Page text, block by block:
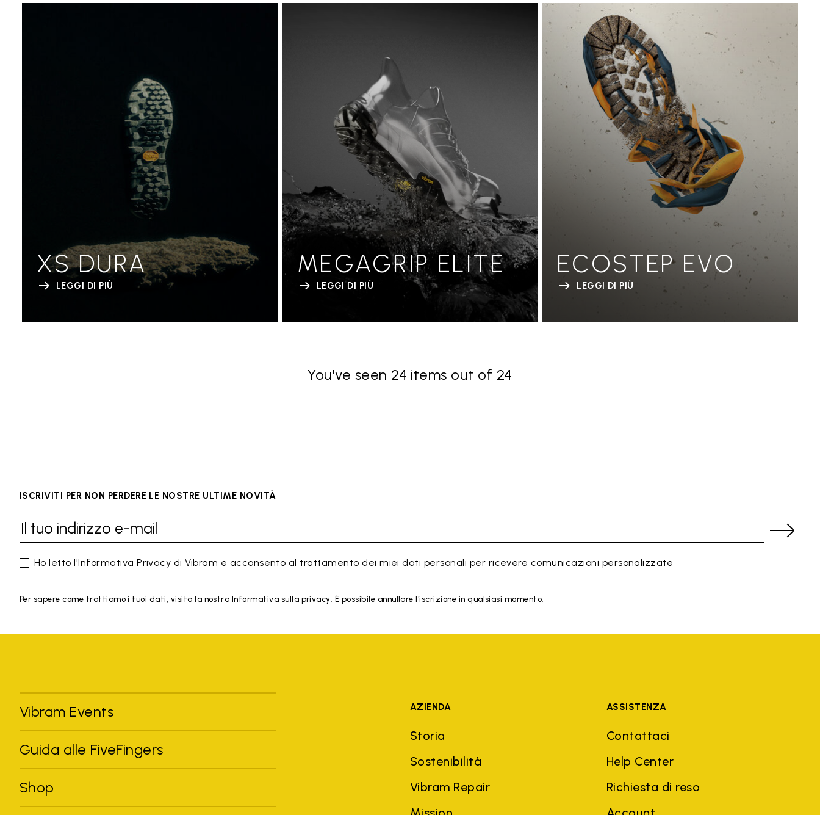
XS DURA
LEGGI DI PIÙ
MEGAGRIP ELITE
LEGGI DI PIÙ
ECOSTEP EVO
LEGGI DI PIÙ
You've seen 24 items out of 24
ISCRIVITI PER NON PERDERE LE NOSTRE ULTIME NOVITÀ
Ho letto l'Informativa Privacy di Vibram e acconsento al trattamento dei miei dati personali per ricevere comunicazioni personalizzate
Per sapere come trattiamo i tuoi dati, visita la nostra Informativa sulla privacy. È possibile annullare l'iscrizione in qualsiasi momento.
Vibram Events
Guida alle FiveFingers
Shop
AZIENDA
Storia
Sostenibilità
Vibram Repair
ASSISTENZA
Contattaci
Help Center
Richiesta di reso